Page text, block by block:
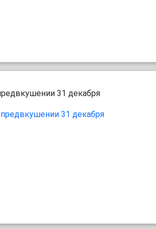
31 декабря